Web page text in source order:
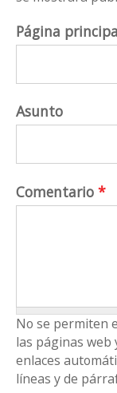
Página
Asunto
Comentario *
No se permiten
las páginas web
enlaces
líneas y de